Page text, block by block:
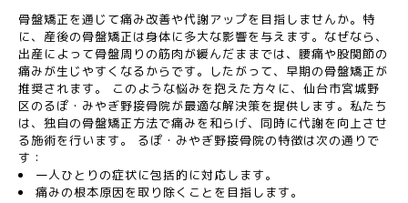
骨盤矯正を通じて痛み改善や代謝アップを目指しませんか。特
に、産後の骨盤矯正は身体に多大な影響を与えます。なぜなら、
出産によって骨盤周りの筋肉が緩んだままでは、腰痛や股関節の
痛みが生じやすくなるからです。したがって、早期の骨盤矯正が
推奨されます。 このような悩みを抱えた方々に、仙台市宮城野
区のるぽ・みやぎ野接骨院が最適な解決策を提供します。私たち
は、独自の骨盤矯正方法で痛みを和らげ、同時に代謝を向上させ
る施術を行います。 るぽ・みやぎ野接骨院の特徴は次の通りで
す：
一人ひとりの症状に包括的に対応します。
痛みの根本原因を取り除くことを目指します。